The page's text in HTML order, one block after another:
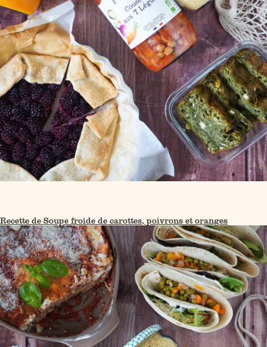
Recette de Soupe froide de carottes, poivrons et oranges